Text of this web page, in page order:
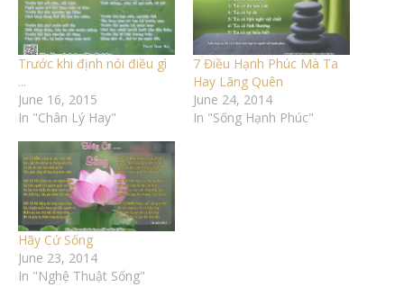
Trước khi định nói điều gì
...
June 16, 2015
In "Chân Lý Hay"
7 Điều Hạnh Phúc Mà Ta
Hay Lãng Quên
June 24, 2014
In "Sống Hạnh Phúc"
Hãy Cứ Sống
June 23, 2014
In "Nghệ Thuật Sống"